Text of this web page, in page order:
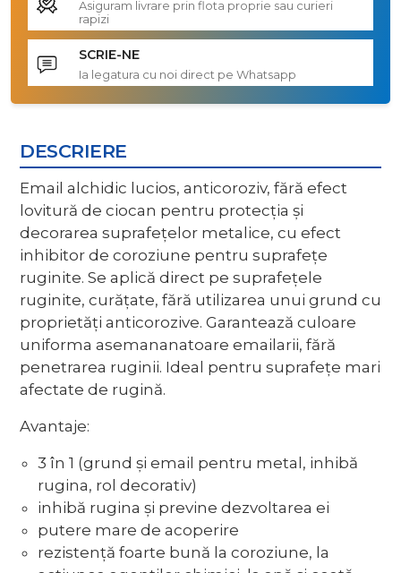
Asiguram livrare prin flota proprie sau curieri
rapizi
SCRIE-NE
Ia legatura cu noi direct pe Whatsapp
DESCRIERE
Email alchidic lucios, anticoroziv, fără efect
lovitură de ciocan pentru protecţia şi
decorarea suprafeţelor metalice, cu efect
inhibitor de coroziune pentru suprafeţe
ruginite. Se aplică direct pe suprafeţele
ruginite, curăţate, fără utilizarea unui grund cu
proprietăţi anticorozive. Garantează culoare
uniforma asemananatoare emailarii, fără
penetrarea ruginii. Ideal pentru suprafeţe mari
afectate de rugină.
Avantaje:
3 în 1 (grund şi email pentru metal, inhibă
rugina, rol decorativ)
inhibă rugina şi previne dezvoltarea ei
putere mare de acoperire
rezistenţă foarte bună la coroziune, la